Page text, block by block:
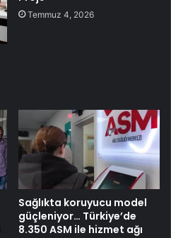
Temmuz 4, 2026
Sağlıkta koruyucu model
güçleniyor… Türkiye’de
8.350 ASM ile hizmet ağı